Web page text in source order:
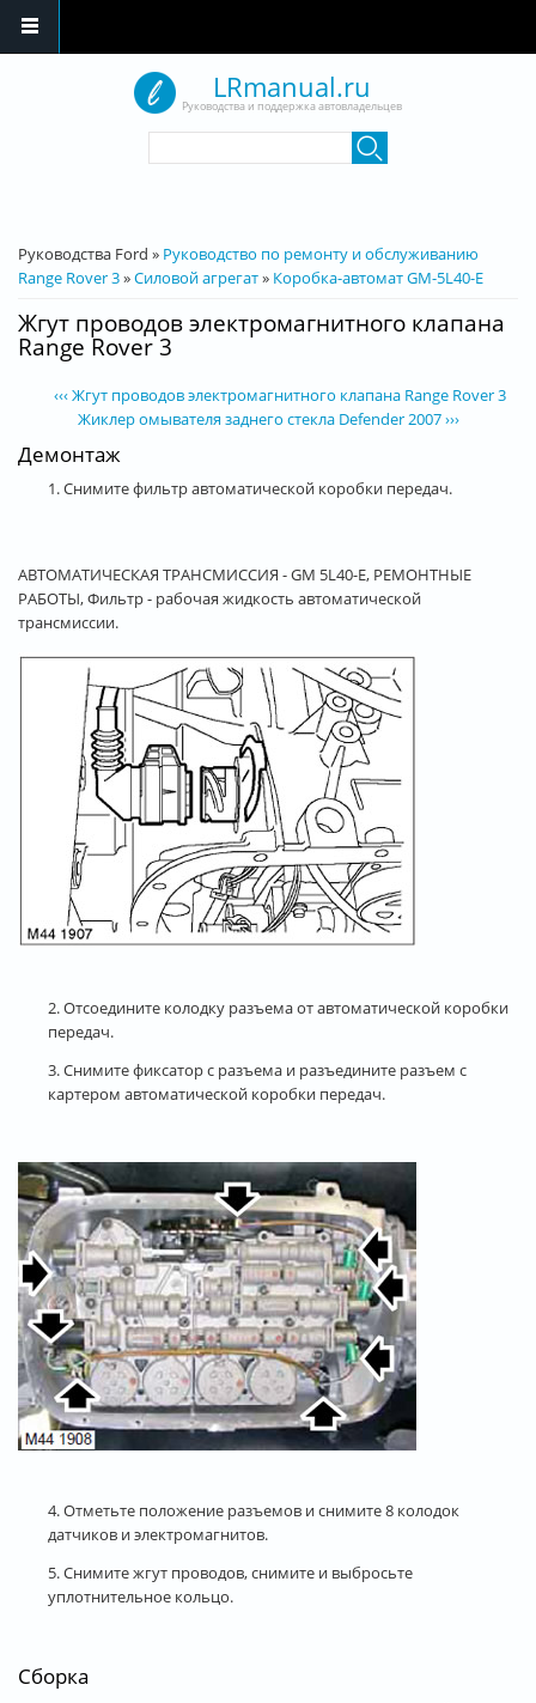
LRmanual.ru
Руководства и поддержка автовладельцев
Вы здесь
Руководства Ford » Руководство по ремонту и обслуживанию
Range Rover 3»Силовой агрегат» Коробка-автомат GM-5L40-E
Жгут проводов электромагнитного клапана
Range Rover 3
‹‹‹ Жгут проводов электромагнитного клапана Range Rover 3
Жиклер омывателя заднего стекла Defender 2007 ›››
Демонтаж
1. Снимите фильтр автоматической коробки передач.
АВТОМАТИЧЕСКАЯ ТРАНСМИССИЯ - GM 5L40-E, РЕМОНТНЫЕ
РАБОТЫ, Фильтр - рабочая жидкость автоматической
трансмиссии.
2. Отсоедините колодку разъема от автоматической коробки
передач.
3. Снимите фиксатор с разъема и разъедините разъем с
картером автоматической коробки передач.
4. Отметьте положение разъемов и снимите 8 колодок
датчиков и электромагнитов.
5. Снимите жгут проводов, снимите и выбросьте
уплотнительное кольцо.
Сборка